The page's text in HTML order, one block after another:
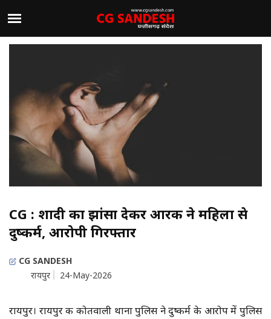
CG : शादी का झांसा देकर आरक्षक ने महिला से
दुष्कर्म, आरोपी गिरफ्तार
CG SANDESH
रायपुर
24-May-2026
रायपुर। रायपुर की कोतवाली थाना पुलिस ने दुष्कर्म के आरोप में पुलिस